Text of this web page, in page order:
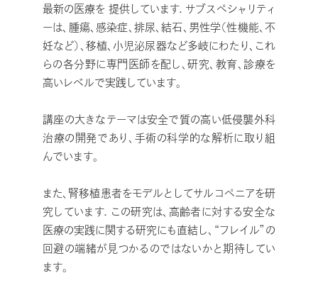
最新の医療を 提供しています．サブスペシャリティ
ーは、腫瘍、感染症、排尿、結石、男性学（性機能、不
妊など）、移植、小児泌尿器など多岐にわたり、これ
らの各分野に専門医師を配し、研究、教育、診療を
高いレベルで実践しています。
講座の大きなテーマは安全で質の高い低侵襲外科
治療の開発であり、手術の科学的な解析に取り組
んでいます。
また、腎移植患者をモデルとしてサルコペニアを研
究しています．この研究は、高齢者に対する安全な
医療の実践に関する研究にも直結し、“フレイル”の
回避の端緒が見つかるのではないかと期待してい
ます。